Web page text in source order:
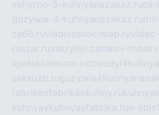
xehyroo-5-kuhnyanazakaz.rucs-
guzywia-4-kuhnyanazakaz.ru
cs68.ruvladivostok-map.ru
raszar.ruvskrytie-zamkov-
lipetsktelecom.ru
seksuzb.ru
fabrikaofabrikaokuhny.ru
kuhnyaykuhnyayfabrika.rue-